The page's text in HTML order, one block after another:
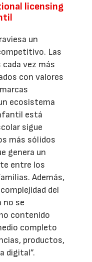
licensing
un
Las
vez más
con valores
ecosistema
está
sigue
más sólidos
genera un
entre los
Además,
del
no se
contenido
completo
productos,
digital”.